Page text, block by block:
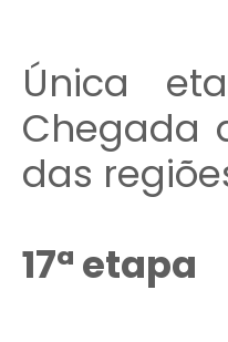
Única
Chegada
das
17ª etapa